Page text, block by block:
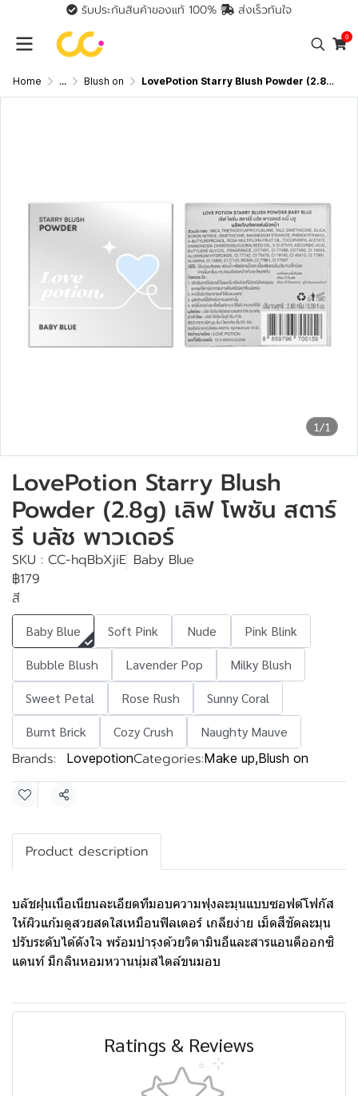
รับประกันสินค้าของแท้ 100% ส่งเร็วทันใจ
0
Home ... Blush on LovePotion Starry Blush Powder (2.8g) เลิฟ โพชัน สตาร์รี บลัช พาวเดอร์
1/1
LovePotion Starry Blush
Powder (2.8g) เลิฟ โพชัน สตาร์
รี บลัช พาวเดอร์
SKU : CC-hqBbXjiE Baby Blue
฿179
สี
Baby Blue Soft Pink Nude
Pink Blink
Bubble Blush
Lavender Pop
Milky Blush
Sweet Petal
Rose Rush
Sunny Coral
Burnt Brick
Cozy Crush Naughty Mauve
Brands: LovepotionCategories:Make up,Blush on
Share
Product description
บลัชฝุนเนือเนียนละเอียดทีมอบความฟุงละมุนแบบซอฟต์โฟกัส
ให้ผิวแก้มดูสวยสดใสเหมือนฟิลเตอร์ เกลียง่าย เม็ดสีชัดละมุน
ปรับระดับได้ดังใจ พร้อมบํารุงด้วยวิตามินอีและสารแอนตีออกซิ
แดนท์ มีกลินหอมหวานนุ่มสไตล์ขนมอบ
Ratings & Reviews